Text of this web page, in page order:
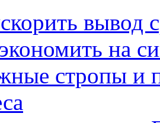
вывод
на
стропы и